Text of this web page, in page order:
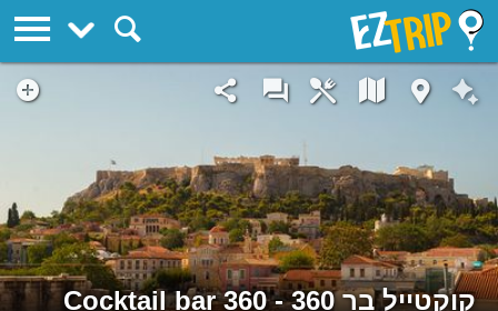
קוקטייל בר 360 - 360 Cocktail bar
EZTrip